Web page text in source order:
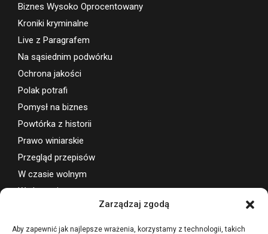
Zarządzaj zgodą
Aby zapewnić jak najlepsze wrażenia, korzystamy z technologii, takich
Biznes Wysoko Oprocentowany
Kroniki kryminalne
Live z Paragrafem
Na sąsiednim podwórku
Ochrona jakości
Polak potrafi
Pomysł na biznes
Powtórka z historii
Prawo winiarskie
Przegląd przepisów
W czasie wolnym
Wydarzenia
Wsparcie projektu